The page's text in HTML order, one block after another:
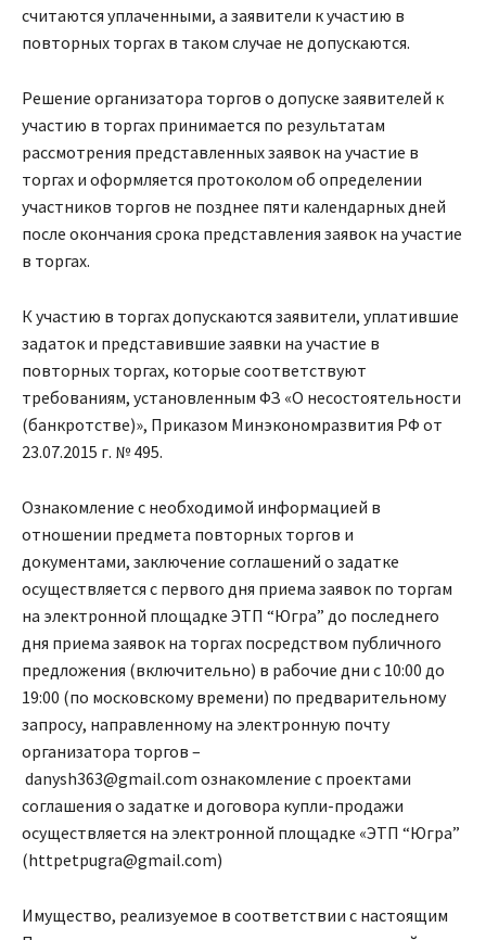
считаются уплаченными, а заявители к участию в
повторных торгах в таком случае не допускаются.
​Решение организатора торгов о допуске заявителей к
участию в торгах принимается по результатам
рассмотрения представленных заявок на участие в
торгах и оформляется протоколом об определении
участников торгов не позднее пяти календарных дней
после окончания срока представления заявок на участие
в торгах.
​К участию в торгах допускаются заявители, уплатившие
задаток и представившие заявки на участие в
повторных торгах, которые соответствуют
требованиям, установленным ФЗ «О несостоятельности
(банкротстве)», Приказом Минэкономразвития РФ от
23.07.2015 г. № 495.
​Ознакомление с необходимой информацией в
отношении предмета повторных торгов и
документами, заключение соглашений о задатке
осуществляется с первого дня приема заявок по торгам
на электронной площадке ЭТП “Югра” до последнего
дня приема заявок на торгах посредством публичного
предложения (включительно) в рабочие дни с 10:00 до
19:00 (по московскому времени) по предварительному
запросу, направленному на электронную почту
организатора торгов –
danysh363@gmail.com ознакомление с проектами
соглашения о задатке и договора купли-продажи
осуществляется на электронной площадке «ЭТП “Югра”
(httpetpugra@gmail.com)
Имущество, реализуемое в соответствии с настоящим